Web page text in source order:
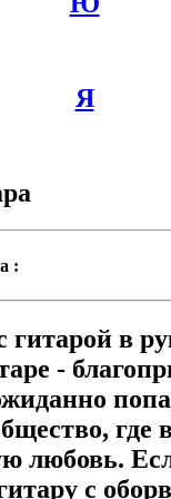
Я
:
гитарой в
-
где
любовь.
с